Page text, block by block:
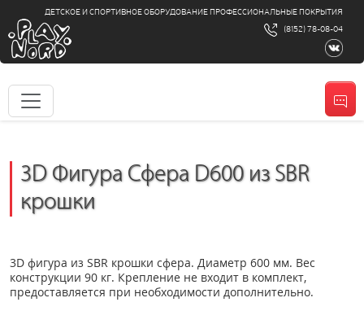
ДЕТСКОЕ И СПОРТИВНОЕ ОБОРУДОВАНИЕ ПРОФЕССИОНАЛЬНЫЕ ПОКРЫТИЯ
(8152) 78-08-04
3D Фигура Сфера D600 из SBR
крошки
3D фигура из SBR крошки сфера. Диаметр 600 мм. Вес
конструкции 90 кг. Крепление не входит в комплект,
предоставляется при необходимости дополнительно.